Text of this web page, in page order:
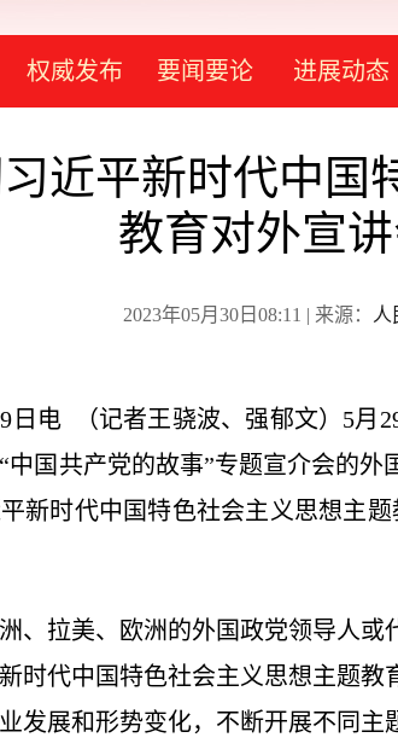
权威发布 要闻要论 进展动态
近平新时代中国
教育对外宣
2023年05月30日08:11 | 来源：
人
日电 （记者王骁波、强郁文）5月
中国共产党的故事”专题宣介会的
新时代中国特色社会主义思想主
、拉美、欧洲的外国政党领导人
时代中国特色社会主义思想主题
发展和形势变化，不断开展不同